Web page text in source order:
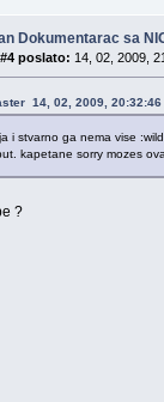
Dokumentarac sa
poslato: 14, 02, 2009,
14, 02, 2009,
i stvarno ga nema vise
kapetane sorry mozes
?